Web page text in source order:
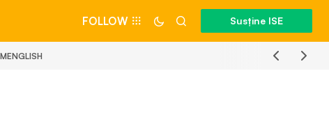
FOLLOW Susține ISE
ENGLISH